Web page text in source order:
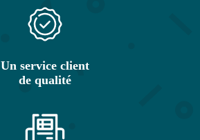
Un service client
de qualité